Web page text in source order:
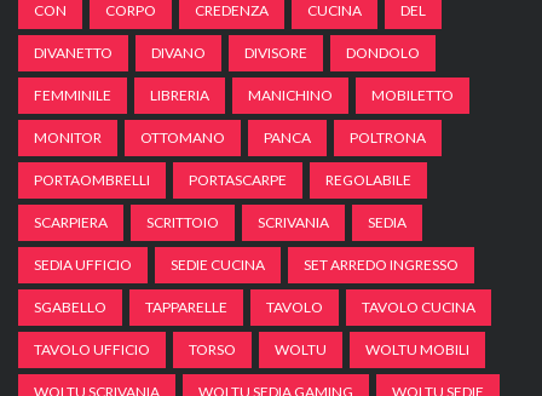
CON CORPO CREDENZA CUCINA DEL
DIVANETTO DIVANO DIVISORE DONDOLO
FEMMINILE LIBRERIA MANICHINO MOBILETTO
MONITOR OTTOMANO PANCA POLTRONA
PORTAOMBRELLI PORTASCARPE REGOLABILE
SCARPIERA SCRITTOIO SCRIVANIA SEDIA
SEDIA UFFICIO SEDIE CUCINA SET ARREDO INGRESSO
SGABELLO TAPPARELLE TAVOLO TAVOLO CUCINA
TAVOLO UFFICIO TORSO WOLTU WOLTU MOBILI
WOLTU SCRIVANIA WOLTU SEDIA GAMING WOLTU SEDIE